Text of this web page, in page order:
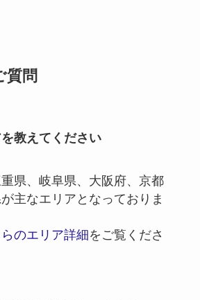
質問
教えてください
県、岐阜県、大阪府、京都
主なエリアとなっておりま
のエリア詳細をご覧くださ